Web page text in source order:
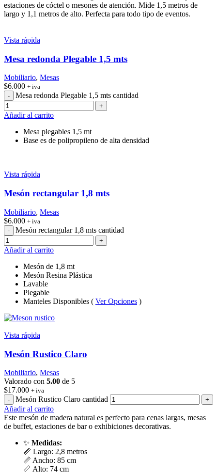
estaciones de cóctel o mesones de atención. Mide 1,5 metros de
largo y 1,1 metros de alto. Perfecta para todo tipo de eventos.
Vista rápida
Mesa redonda Plegable 1,5 mts
Mobiliario, Mesas
$6.000 + iva
Mesa redonda Plegable 1,5 mts cantidad
Añadir al carrito
Mesa plegables 1,5 mt
Base es de polipropileno de alta densidad
Vista rápida
Mesón rectangular 1,8 mts
Mobiliario, Mesas
$6.000 + iva
Mesón rectangular 1,8 mts cantidad
Añadir al carrito
Mesón de 1,8 mt
Mesón Resina Plástica
Lavable
Plegable
Manteles Disponibles ( Ver Opciones )
Vista rápida
Mesón Rustico Claro
Mobiliario, Mesas
Valorado con 5.00 de 5
$17.000 + iva
Mesón Rustico Claro cantidad
Añadir al carrito
Este mesón de madera natural es perfecto para cenas largas, mesas
de buffet, estaciones de bar o exhibiciones decorativas.
✨ Medidas:
📏 Largo: 2,8 metros
📏 Ancho: 85 cm
📏 Alto: 74 cm